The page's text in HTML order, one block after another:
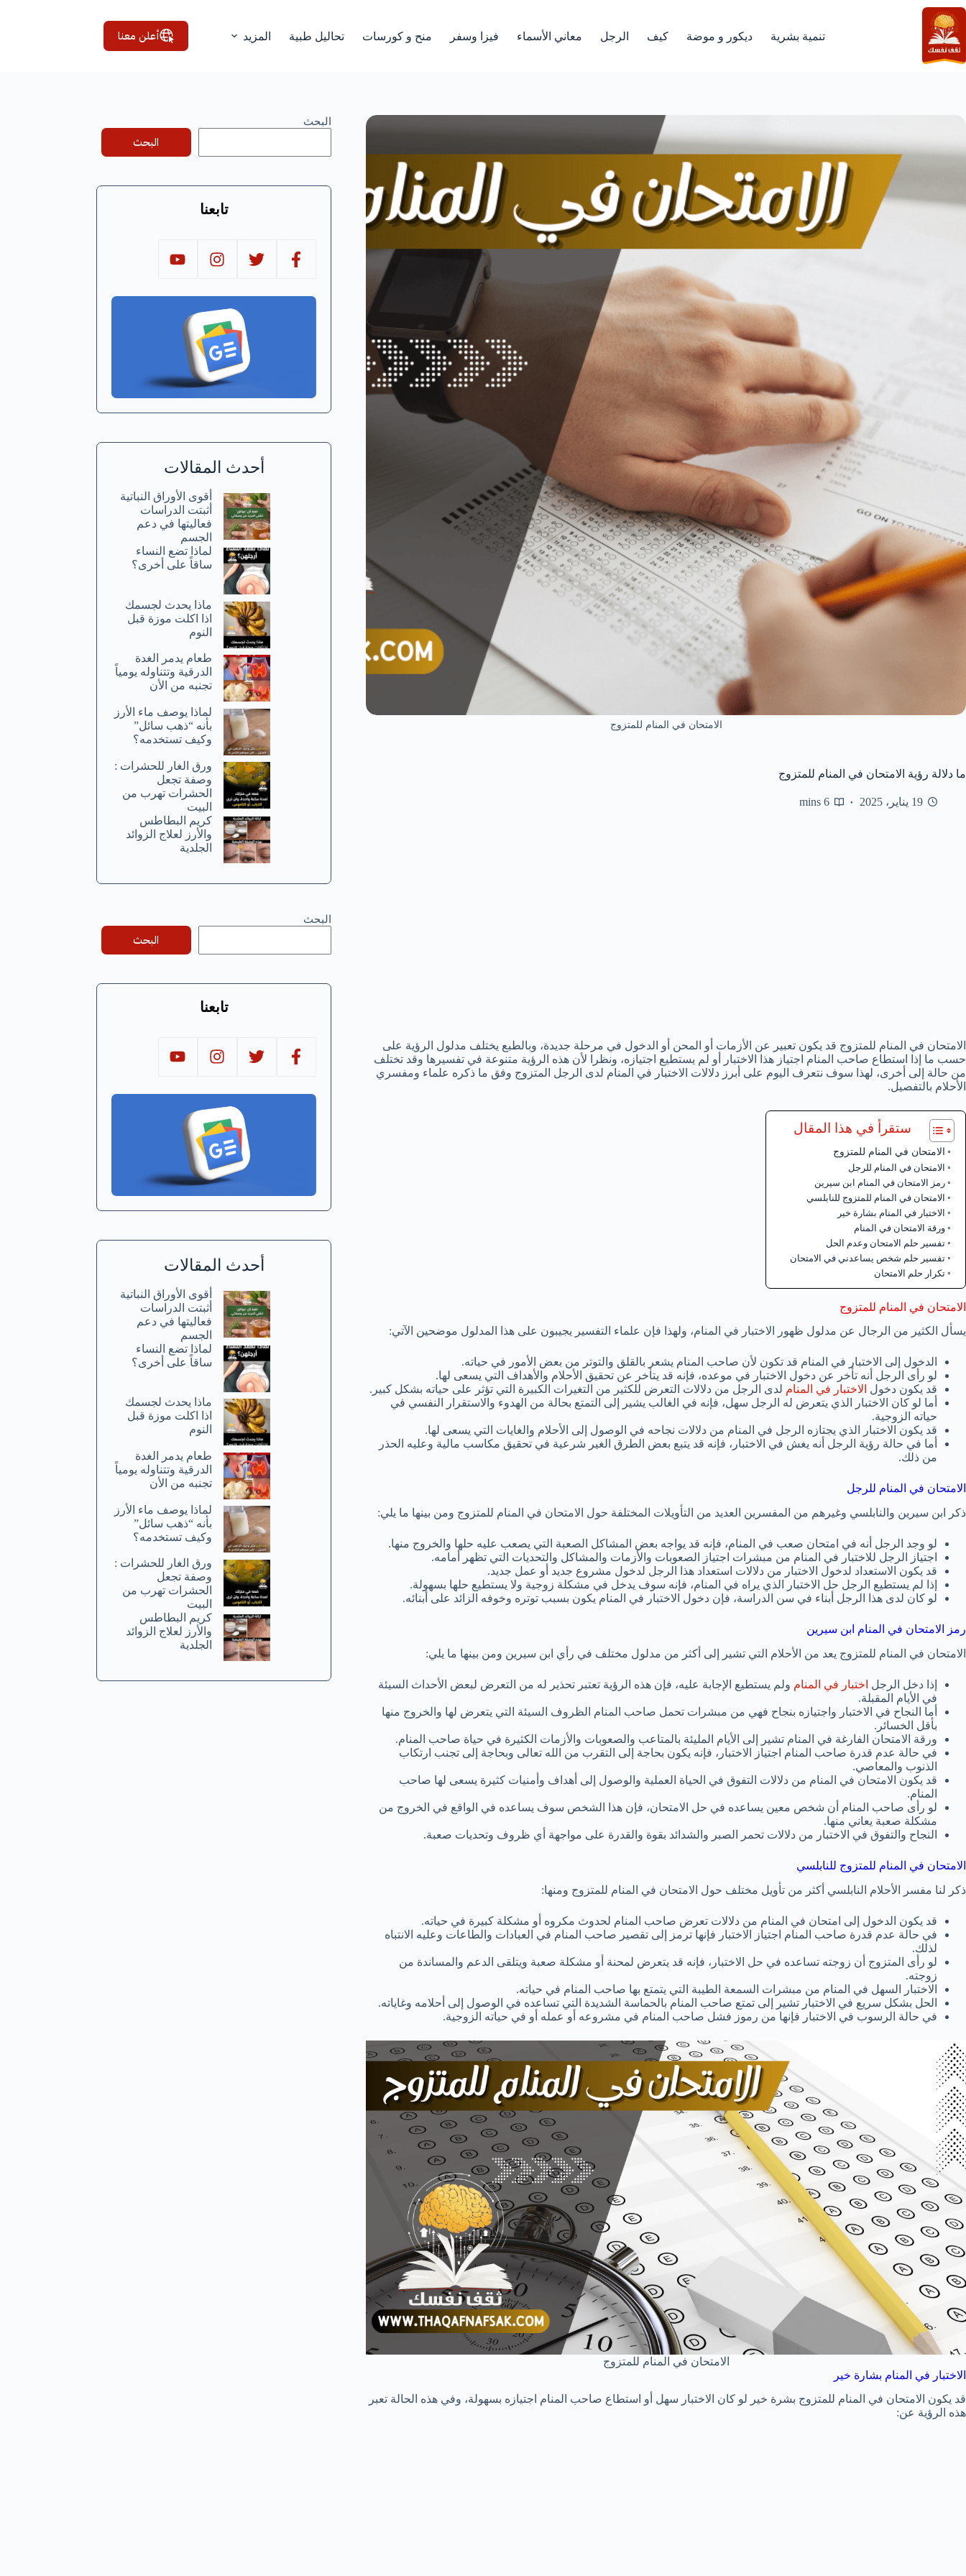
التجاوز
إلى
المحتوى
تنمية بشرية ديكور و موضة كيف الرجل معاني الأسماء فيزا وسفر منح و كورسات تحاليل طبية المزيد أعلن معنا
الامتحان في المنام للمتزوج
ما دلالة رؤية الامتحان في المنام للمتزوج
19 يناير، 2025 6 mins
الامتحان في المنام للمتزوج قد يكون تعبير عن الأزمات أو المحن أو الدخول في مرحلة جديدة، وبالطبع يختلف مدلول الرؤية على
حسب ما إذا استطاع صاحب المنام اجتياز هذا الاختبار أو لم يستطيع اجتيازه، ونظرا لأن هذه الرؤية متنوعة في تفسيرها وقد تختلف
من حالة إلى أخرى، لهذا سوف نتعرف اليوم على أبرز دلالات الاختبار في المنام لدى الرجل المتزوج وفق ما ذكره علماء ومفسري
الأحلام بالتفصيل.
ستقرأ في هذا المقال
الامتحان في المنام للمتزوج
الامتحان في المنام للرجل
رمز الامتحان في المنام ابن سيرين
الامتحان في المنام للمتزوج للنابلسي
الاختبار في المنام بشارة خير
ورقة الامتحان في المنام
تفسير حلم الامتحان وعدم الحل
تفسير حلم شخص يساعدني في الامتحان
تكرار حلم الامتحان
الامتحان في المنام للمتزوج
يسأل الكثير من الرجال عن مدلول ظهور الاختبار في المنام، ولهذا فإن علماء التفسير يجيبون على هذا المدلول موضحين الآتي:
الدخول إلى الاختبار في المنام قد تكون لأن صاحب المنام يشعر بالقلق والتوتر من بعض الأمور في حياته.
لو رأى الرجل أنه تأخر عن دخول الاختبار في موعده، فإنه قد يتأخر عن تحقيق الأحلام والأهداف التي يسعى لها.
قد يكون دخول الاختبار في المنام لدى الرجل من دلالات التعرض للكثير من التغيرات الكبيرة التي تؤثر على حياته بشكل كبير.
أما لو كان الاختبار الذي يتعرض له الرجل سهل، فإنه في الغالب يشير إلى التمتع بحالة من الهدوء والاستقرار النفسي في
حياته الزوجية.
قد يكون الاختبار الذي يجتازه الرجل في المنام من دلالات نجاحه في الوصول إلى الأحلام والغايات التي يسعى لها.
أما في حالة رؤية الرجل أنه يغش في الاختبار، فإنه قد يتبع بعض الطرق الغير شرعية في تحقيق مكاسب مالية وعليه الحذر
من ذلك.
الامتحان في المنام للرجل
ذكر ابن سيرين والنابلسي وغيرهم من المفسرين العديد من التأويلات المختلفة حول الامتحان في المنام للمتزوج ومن بينها ما يلي:
لو وجد الرجل أنه في امتحان صعب في المنام، فإنه قد يواجه بعض المشاكل الصعبة التي يصعب عليه حلها والخروج منها.
اجتياز الرجل للاختبار في المنام من مبشرات اجتياز الصعوبات والأزمات والمشاكل والتحديات التي تظهر أمامه.
قد يكون الاستعداد لدخول الاختبار من دلالات استعداد هذا الرجل لدخول مشروع جديد أو عمل جديد.
إذا لم يستطيع الرجل حل الاختبار الذي يراه في المنام، فإنه سوف يدخل في مشكلة زوجية ولا يستطيع حلها بسهولة.
لو كان لدى هذا الرجل أبناء في سن الدراسة، فإن دخول الاختبار في المنام يكون بسبب توتره وخوفه الزائد على أبنائه.
رمز الامتحان في المنام ابن سيرين
الامتحان في المنام للمتزوج يعد من الأحلام التي تشير إلى أكثر من مدلول مختلف في رأي ابن سيرين ومن بينها ما يلي:
إذا دخل الرجل اختبار في المنام ولم يستطيع الإجابة عليه، فإن هذه الرؤية تعتبر تحذير له من التعرض لبعض الأحداث السيئة
في الأيام المقبلة.
أما النجاح في الاختبار واجتيازه بنجاح فهي من مبشرات تحمل صاحب المنام الظروف السيئة التي يتعرض لها والخروج منها
بأقل الخسائر.
ورقة الامتحان الفارغة في المنام تشير إلى الأيام المليئة بالمتاعب والصعوبات والأزمات الكثيرة في حياة صاحب المنام.
في حالة عدم قدرة صاحب المنام اجتياز الاختبار، فإنه يكون بحاجة إلى التقرب من الله تعالى وبحاجة إلى تجنب ارتكاب
الذنوب والمعاصي.
قد يكون الامتحان في المنام من دلالات التفوق في الحياة العملية والوصول إلى أهداف وأمنيات كثيرة يسعى لها صاحب
المنام.
لو رأى صاحب المنام أن شخص معين يساعده في حل الامتحان، فإن هذا الشخص سوف يساعده في الواقع في الخروج من
مشكلة صعبة يعاني منها.
النجاح والتفوق في الاختبار من دلالات تحمر الصبر والشدائد بقوة والقدرة على مواجهة أي ظروف وتحديات صعبة.
الامتحان في المنام للمتزوج للنابلسي
ذكر لنا مفسر الأحلام النابلسي أكثر من تأويل مختلف حول الامتحان في المنام للمتزوج ومنها:
قد يكون الدخول إلى امتحان في المنام من دلالات تعرض صاحب المنام لحدوث مكروه أو مشكلة كبيرة في حياته.
في حالة عدم قدرة صاحب المنام اجتياز الاختبار فإنها ترمز إلى تقصير صاحب المنام في العبادات والطاعات وعليه الانتباه
لذلك.
لو رأى المتزوج أن زوجته تساعده في حل الاختبار، فإنه قد يتعرض لمحنة أو مشكلة صعبة ويتلقى الدعم والمساندة من
زوجته.
الاختبار السهل في المنام من مبشرات السمعة الطيبة التي يتمتع بها صاحب المنام في حياته.
الحل بشكل سريع في الاختبار تشير إلى تمتع صاحب المنام بالحماسة الشديدة التي تساعده في الوصول إلى أحلامه وغاياته.
في حالة الرسوب في الاختبار فإنها من رموز فشل صاحب المنام في مشروعه أو عمله أو في حياته الزوجية.
الامتحان في المنام للمتزوج
الاختبار في المنام بشارة خير
قد يكون الامتحان في المنام للمتزوج بشرة خير لو كان الاختبار سهل أو استطاع صاحب المنام اجتيازه بسهولة، وفي هذه الحالة تعبر
هذه الرؤية عن:
البحث
البحث
تابعنا
أحدث المقالات
أقوى الأوراق النباتية
أثبتت الدراسات
فعاليتها في دعم
الجسم
لماذا تضع النساء
ساقاً على أخرى؟
ماذا يحدث لجسمك
اذا اكلت موزة قبل
النوم
طعام يدمر الغدة
الدرقية وتتناوله يومياً
تجنبه من الأن
لماذا يوصف ماء الأرز
بأنه “ذهب سائل”
وكيف تستخدمه؟
ورق الغار للحشرات :
وصفة تجعل
الحشرات تهرب من
البيت
كريم البطاطس
والأرز لعلاج الزوائد
الجلدية
البحث
البحث
تابعنا
أحدث المقالات
أقوى الأوراق النباتية
أثبتت الدراسات
فعاليتها في دعم
الجسم
لماذا تضع النساء
ساقاً على أخرى؟
ماذا يحدث لجسمك
اذا اكلت موزة قبل
النوم
طعام يدمر الغدة
الدرقية وتتناوله يومياً
تجنبه من الأن
لماذا يوصف ماء الأرز
بأنه “ذهب سائل”
وكيف تستخدمه؟
ورق الغار للحشرات :
وصفة تجعل
الحشرات تهرب من
البيت
كريم البطاطس
والأرز لعلاج الزوائد
الجلدية